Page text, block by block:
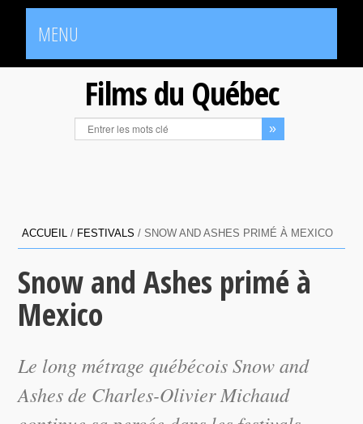
MENU
Films du Québec
ACCUEIL / FESTIVALS /SNOW AND ASHES PRIMÉ À MEXICO
Snow and Ashes primé à
Mexico
Le long métrage québécois Snow and
Ashes de Charles-Olivier Michaud